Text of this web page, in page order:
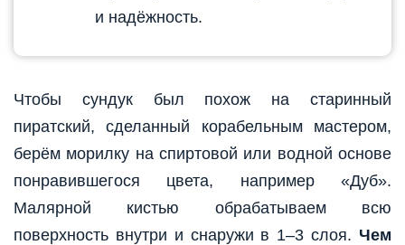
и надёжность.
Чтобы сундук был похож на старинный
пиратский, сделанный корабельным мастером,
берём морилку на спиртовой или водной основе
понравившегося цвета, например «Дуб».
Малярной кистью обрабатываем всю
поверхность внутри и снаружи в 1–3 слоя. Чем